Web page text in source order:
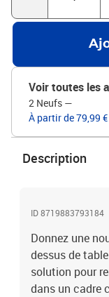
marron mielDiamètre
supports en
Voir toutes les
2 Neufs —
À partir de 79,99 €
Description
ID 8719883793184
Donnez une
dessus de
solution pour
dans un cadre